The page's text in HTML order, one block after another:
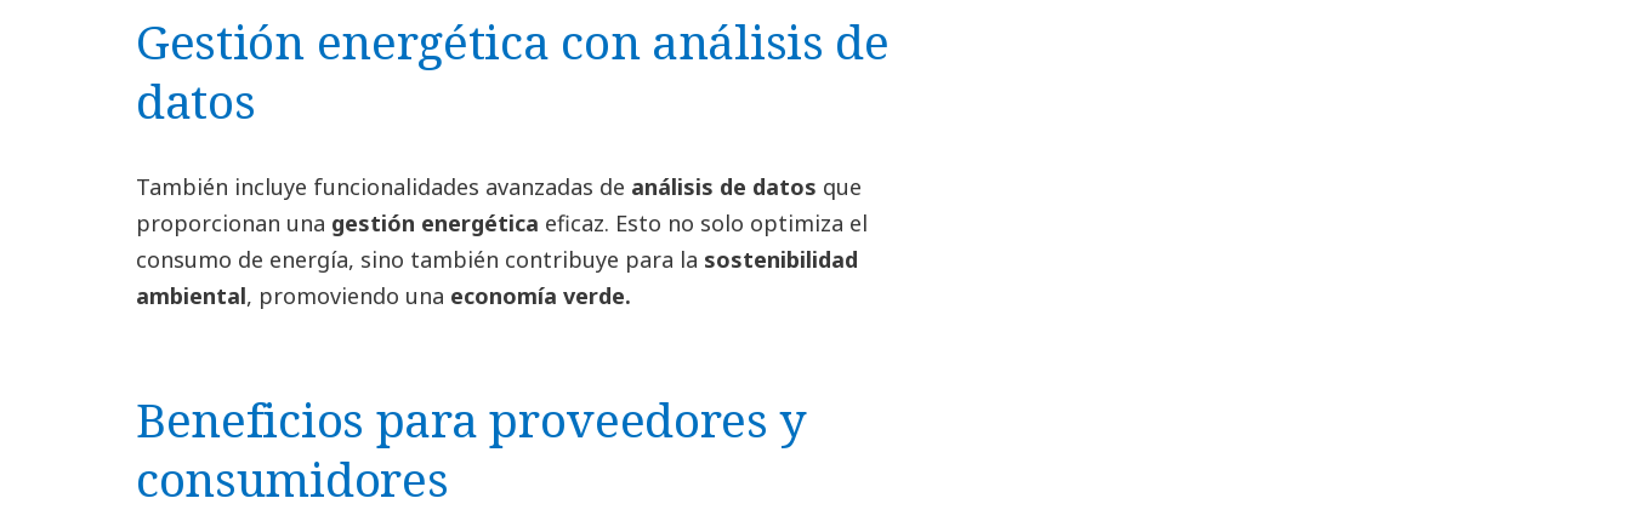
Gestión energética con análisis de
datos
También incluye funcionalidades avanzadas de análisis de datos que
proporcionan una gestión energética eficaz. Esto no solo optimiza el
consumo de energía, sino también contribuye para la sostenibilidad
ambiental, promoviendo una economía verde.
Beneficios para proveedores y
consumidores